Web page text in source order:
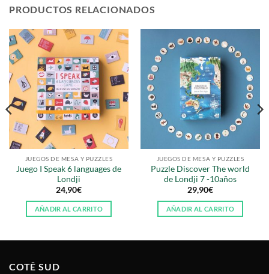
PRODUCTOS RELACIONADOS
JUEGOS DE MESA Y PUZZLES
Juego I Speak 6 languages de
Londji
24,90€
AÑADIR AL CARRITO
JUEGOS DE MESA Y PUZZLES
Puzzle Discover The world
de Londji 7 -10años
29,90€
AÑADIR AL CARRITO
COTÊ SUD